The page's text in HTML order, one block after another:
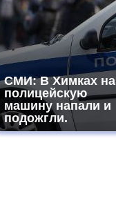
СМИ: В Химках на
полицейскую
машину напали и
подожгли.